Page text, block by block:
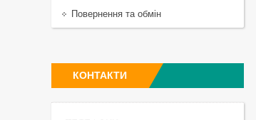
Повернення та обмін
КОНТАКТИ